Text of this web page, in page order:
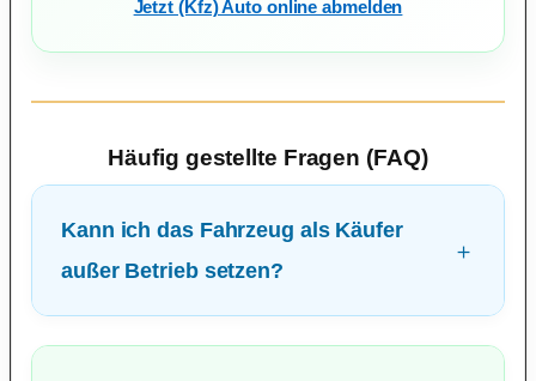
Jetzt (Kfz) Auto online abmelden
Häufig gestellte Fragen (FAQ)
Kann ich das Fahrzeug als Käufer
außer Betrieb setzen?